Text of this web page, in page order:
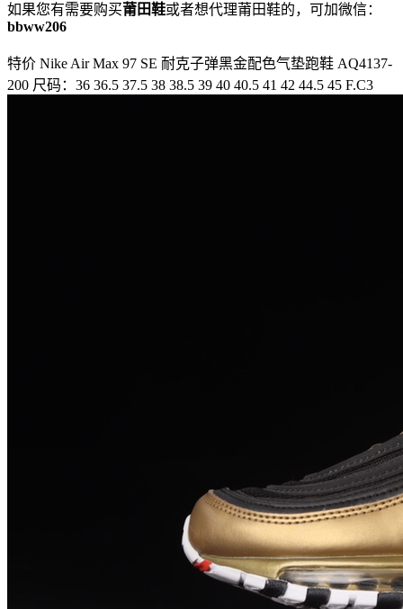
如果您有需要购买莆田鞋或者想代理莆田鞋的，可加微信：
bbww206
特价 Nike Air Max 97 SE 耐克子弹黑金配色气垫跑鞋 AQ4137-
200 尺码：36 36.5 37.5 38 38.5 39 40 40.5 41 42 44.5 45 F.C3